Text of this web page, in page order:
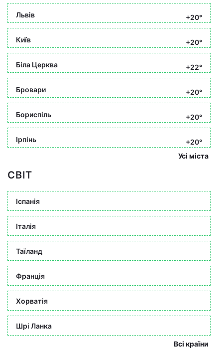
Львів +20°
Київ +20°
Біла Церква +22°
Бровари +20°
Бориспіль +20°
Ірпінь
+20°
Усі міста
СВІТ
Іспанія
Італія
Таїланд
Франція
Хорватія
Шрі Ланка
Всі країни